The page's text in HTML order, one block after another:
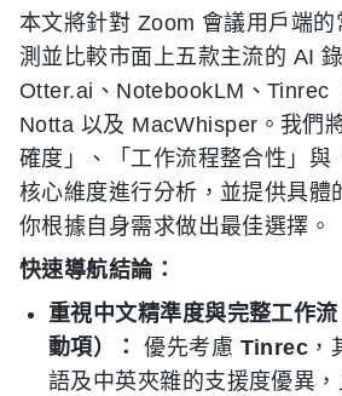
本文將針對 Zoom 會議用戶端
測並比較市面上五款主流的 AI
Otter.ai、NotebookLM、Tinrec
Notta 以及 MacWhisper。我們
確度」、「工作流程整合性」與
核心維度進行分析，並提供具體
你根據自身需求做出最佳選擇。
快速導航結論：
重視中文精準度與完整工作
動項）：
優先考慮 Tinrec ，
語及中英夾雜的支援度優異